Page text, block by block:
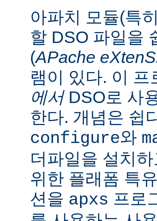
아파치 모듈(특
할 DSO 파일을
(APache
램이 있다. 이
에서DSO로 사
한다. 개념은 쉽
configure와
더파일을 설치
위한 플래폼 특
션을 apxs 프로